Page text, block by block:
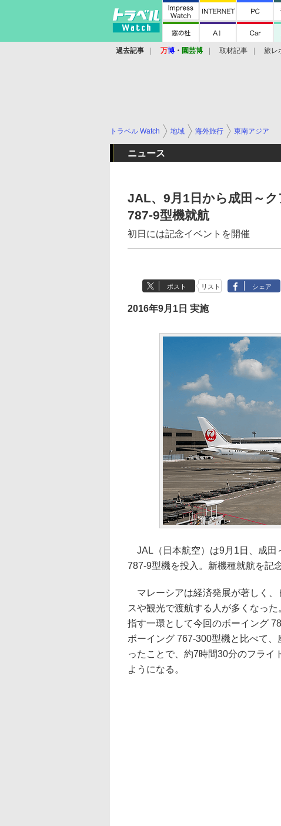
過去記事 万博 ・ 園芸博 取材記事 旅レ
トラベル Watch 地域 海外旅行 東南アジア
ニュース
JAL、9月1日から成田～
787-9型機就航
初日には記念イベントを開催
ポスト リスト シェア
2016年9月1日 実施
JAL（日本航空）は9月1日、成田
787-9型機を投入。新機種就航を記
マレーシアは経済発展が著しく、
スや観光で渡航する人が多くなっ
指す一環として今回のボーイング
ボーイング 767-300型機と比べて
ったことで、約7時間30分のフライ
ようになる。